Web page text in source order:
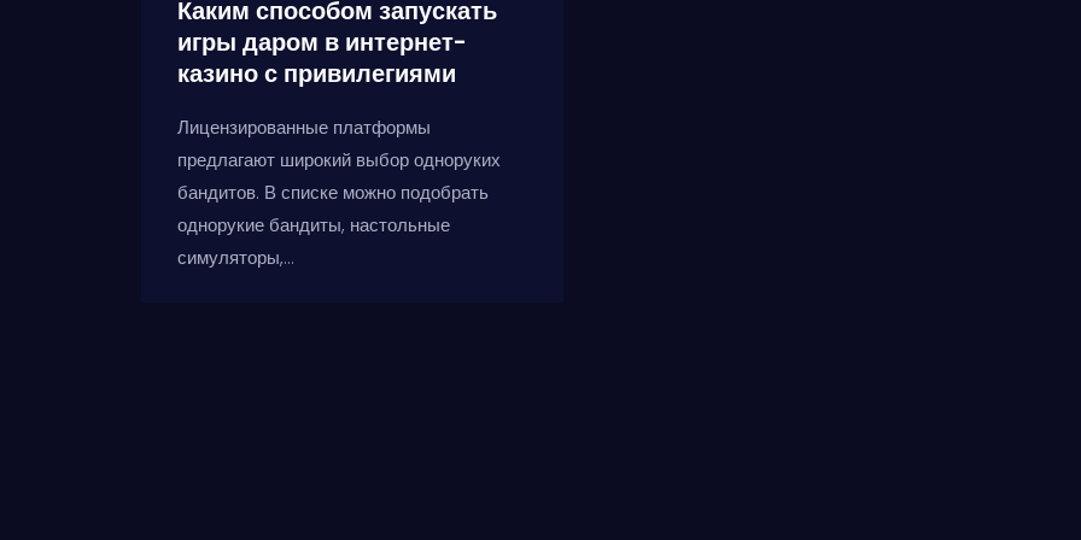
Каким способом запускать
игры даром в интернет-
казино с привилегиями
Лицензированные платформы
предлагают широкий выбор одноруких
бандитов. В списке можно подобрать
однорукие бандиты, настольные
симуляторы,...